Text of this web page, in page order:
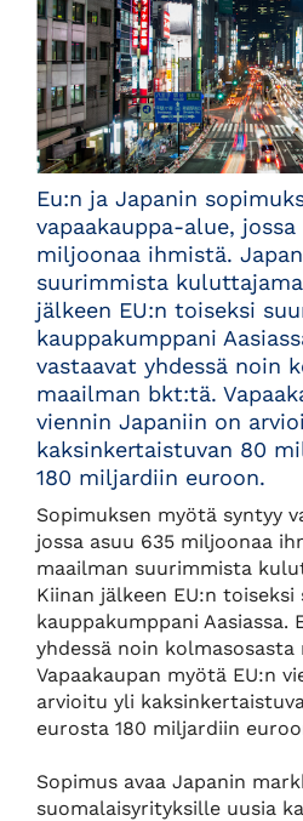
Eu:n ja Japanin
vapaakauppa-alue, jossa
miljoonaa ihmistä.
suurimmista
jälkeen EU:n toiseksi
kauppakumppani
vastaavat yhdessä noin
maailman bkt:tä.
viennin Japaniin on
kaksinkertaistuvan 80
180 miljardiin euroon.
Sopimuksen myötä syntyy
jossa asuu 635 miljoonaa
maailman suurimmista
Kiinan jälkeen EU:n toiseksi
kauppakumppani Aasiassa.
yhdessä noin
Vapaakaupan myötä EU:n
arvioitu yli
eurosta 180 miljardiin
Sopimus avaa Japanin
suomalaisyrityksille uusia